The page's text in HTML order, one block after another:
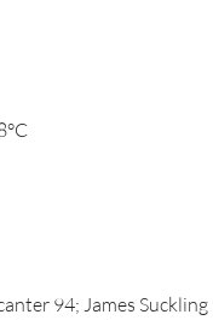
94; James